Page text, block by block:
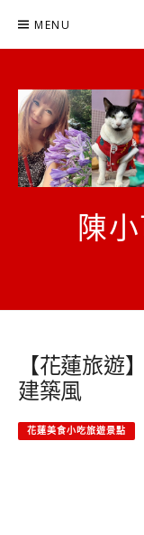
MENU
陳
【花蓮旅遊
建築風
花蓮美食小吃旅遊景點